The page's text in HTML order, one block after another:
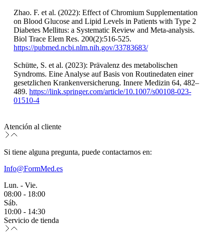
Zhao. F. et al. (2022): Effect of Chromium Supplementation
on Blood Glucose and Lipid Levels in Patients with Type 2
Diabetes Mellitus: a Systematic Review and Meta-analysis.
Biol Trace Elem Res. 200(2):516-525.
https://pubmed.ncbi.nlm.nih.gov/33783683/
Schütte, S. et al. (2023): Prävalenz des metabolischen
Syndroms. Eine Analyse auf Basis von Routinedaten einer
gesetzlichen Krankenversicherung. Innere Medizin 64, 482–
489. https://link.springer.com/article/10.1007/s00108-023-
01510-4
Atención al cliente
Si tiene alguna pregunta, puede contactarnos en:
Info@FormMed.es
Lun. - Vie.
08:00 - 18:00
Sáb.
10:00 - 14:30
Servicio de tienda